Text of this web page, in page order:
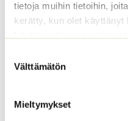
tietoja muihin tietoihin,
kerätty, kun olet käyttänyt
valinta
Välttämätön
Mieltymykset
työvälinesetti
arvonlisäveron